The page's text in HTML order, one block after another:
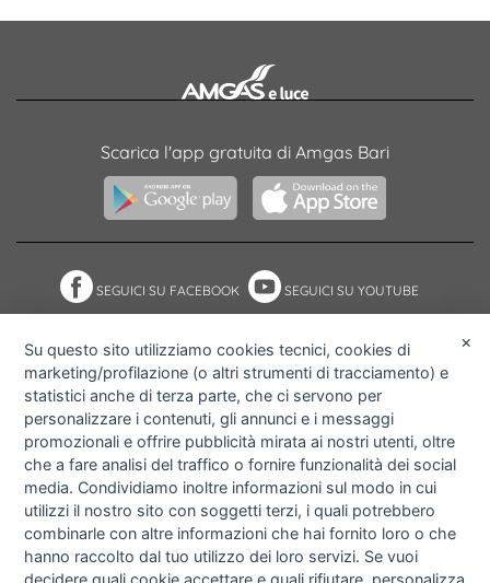
Scarica l'app gratuita di Amgas Bari
SEGUICI SU FACEBOOK SEGUICI SU YOUTUBE
NOTE ACCESSIBILITÀ
ACCESS KEY
MAPPA DEL SITO
PRIVACY POLICY
COOKIE POLICY
IMPOSTAZIONI PRIVACY E
COOKIE
Su questo sito utilizziamo cookies tecnici, cookies di
marketing/profilazione (o altri strumenti di tracciamento) e
statistici anche di terza parte, che ci servono per
personalizzare i contenuti, gli annunci e i messaggi
promozionali e offrire pubblicità mirata ai nostri utenti, oltre
che a fare analisi del traffico o fornire funzionalità dei social
media. Condividiamo inoltre informazioni sul modo in cui
utilizzi il nostro sito con soggetti terzi, i quali potrebbero
combinarle con altre informazioni che hai fornito loro o che
hanno raccolto dal tuo utilizzo dei loro servizi. Se vuoi
decidere quali cookie accettare e quali rifiutare, personalizza
×